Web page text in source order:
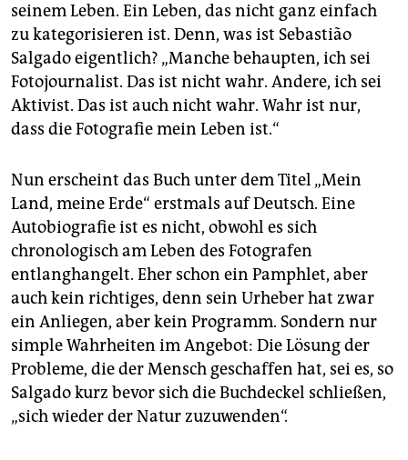
seinem Leben. Ein Leben, das nicht ganz einfach
zu kategorisieren ist. Denn, was ist Sebastião
Salgado eigentlich? „Manche behaupten, ich sei
Fotojournalist. Das ist nicht wahr. Andere, ich sei
Aktivist. Das ist auch nicht wahr. Wahr ist nur,
dass die Fotografie mein Leben ist.“
Nun erscheint das Buch unter dem Titel „Mein
Land, meine Erde“ erstmals auf Deutsch. Eine
Autobiografie ist es nicht, obwohl es sich
chronologisch am Leben des Fotografen
entlanghangelt. Eher schon ein Pamphlet, aber
auch kein richtiges, denn sein Urheber hat zwar
ein Anliegen, aber kein Programm. Sondern nur
simple Wahrheiten im Angebot: Die Lösung der
Probleme, die der Mensch geschaffen hat, sei es, so
Salgado kurz bevor sich die Buchdeckel schließen,
„sich wieder der Natur zuzuwenden“.